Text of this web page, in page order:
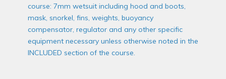
course: 7mm wetsuit including hood and boots,
mask, snorkel, fins, weights, buoyancy
compensator, regulator and any other specific
equipment necessary unless otherwise noted in the
INCLUDED section of the course.